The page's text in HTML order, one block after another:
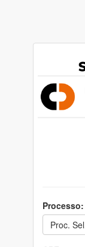
Processo:
Proc.